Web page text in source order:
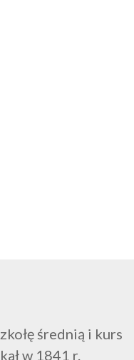
średnią i kurs
w 1841 r.